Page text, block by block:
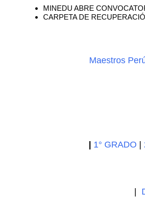
MINEDU ABRE
CARPETA DE
Maestros
1° GRADO